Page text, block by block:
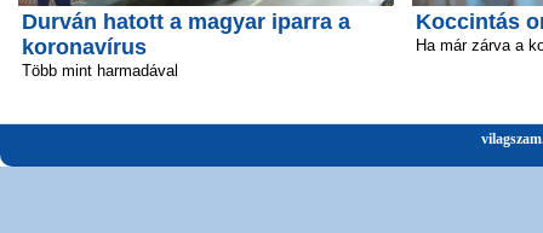
Durván hatott a magyar iparra a
koronavírus
Több mint harmadával
Koccintás
Ha már zárva a